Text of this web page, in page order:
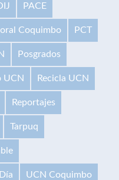
PACE
Coquimbo PCT
Posgrados
UCN Recicla UCN
Reportajes
Tarpuq
UCN Coquimbo